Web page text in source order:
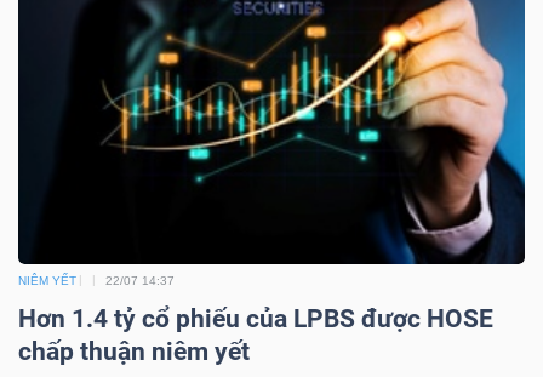
NIÊM YẾT 22/07 14:37
Hơn 1.4 tỷ cổ phiếu của LPBS được HOSE
chấp thuận niêm yết
VỤ
TRUYỀN
THÔNG